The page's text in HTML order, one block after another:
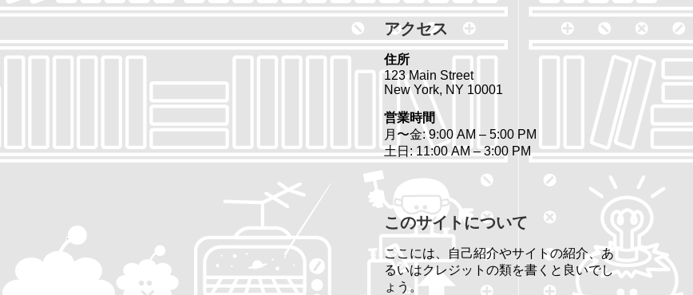
アクセス
住所
123 Main Street
New York, NY 10001
営業時間
月〜金: 9:00 AM – 5:00 PM
土日: 11:00 AM – 3:00 PM
このサイトについて
ここには、自己紹介やサイトの紹介、あ
るいはクレジットの類を書くと良いでし
ょう。